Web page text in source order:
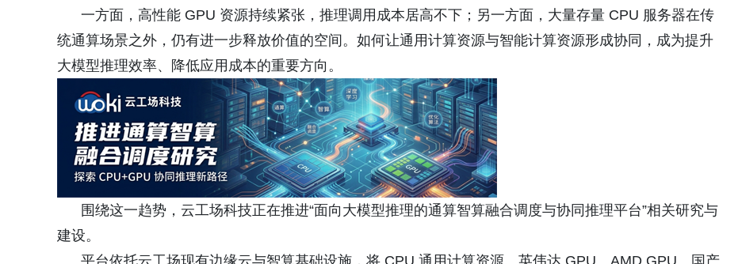
一方面，高性能 GPU 资源持续紧张，推理调用成本居高不下；另一方面，大量存量 CPU 服务器在传
统通算场景之外，仍有进一步释放价值的空间。如何让通用计算资源与智能计算资源形成协同，成为提升
大模型推理效率、降低应用成本的重要方向。
围绕这一趋势，云工场科技正在推进“面向大模型推理的通算智算融合调度与协同推理平台”相关研究与
建设。
平台依托云工场现有边缘云与智算基础设施，将 CPU 通用计算资源、英伟达 GPU、AMD GPU、国产